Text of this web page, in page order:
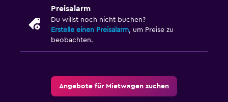
Preisalarm
Du willst noch nicht buchen?
Erstelle einen Preisalarm, um Preise zu
beobachten.
Angebote für Mietwagen suchen